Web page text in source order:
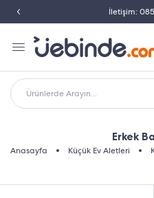
İletişim:
Ürünlerde Arayın...
Erkek
Anasayfa Küçük Ev Aletleri